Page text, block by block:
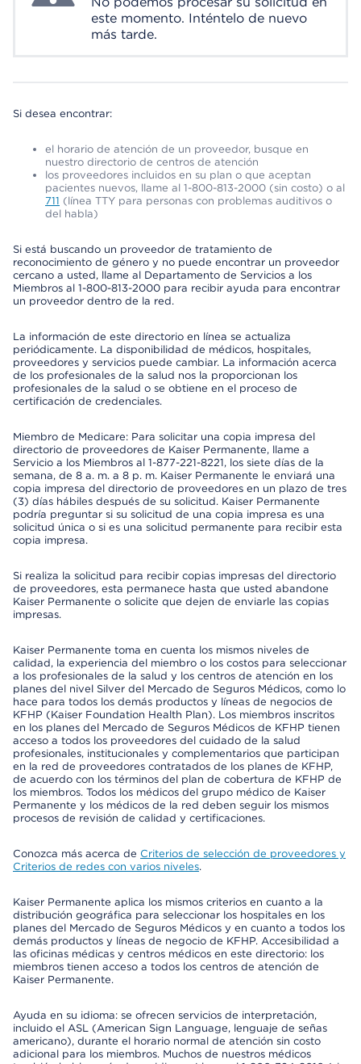
este momento. Inténtelo de nuevo
más tarde.
Si desea encontrar:
el horario de atención de un proveedor, busque en
nuestro directorio de centros de atención
los proveedores incluidos en su plan o que aceptan
pacientes nuevos, llame al 1-800-813-2000 (sin costo) o al
711 (línea TTY para personas con problemas auditivos o
del habla)
Si está buscando un proveedor de tratamiento de
reconocimiento de género y no puede encontrar un proveedor
cercano a usted, llame al Departamento de Servicios a los
Miembros al 1-800-813-2000 para recibir ayuda para encontrar
un proveedor dentro de la red.
La información de este directorio en línea se actualiza
periódicamente. La disponibilidad de médicos, hospitales,
proveedores y servicios puede cambiar. La información acerca
de los profesionales de la salud nos la proporcionan los
profesionales de la salud o se obtiene en el proceso de
certificación de credenciales.
Miembro de Medicare: Para solicitar una copia impresa del
directorio de proveedores de Kaiser Permanente, llame a
Servicio a los Miembros al 1-877-221-8221, los siete días de la
semana, de 8 a. m. a 8 p. m. Kaiser Permanente le enviará una
copia impresa del directorio de proveedores en un plazo de tres
(3) días hábiles después de su solicitud. Kaiser Permanente
podría preguntar si su solicitud de una copia impresa es una
solicitud única o si es una solicitud permanente para recibir esta
copia impresa.
Si realiza la solicitud para recibir copias impresas del directorio
de proveedores, esta permanece hasta que usted abandone
Kaiser Permanente o solicite que dejen de enviarle las copias
impresas.
Kaiser Permanente toma en cuenta los mismos niveles de
calidad, la experiencia del miembro o los costos para seleccionar
a los profesionales de la salud y los centros de atención en los
planes del nivel Silver del Mercado de Seguros Médicos, como lo
hace para todos los demás productos y líneas de negocios de
KFHP (Kaiser Foundation Health Plan). Los miembros inscritos
en los planes del Mercado de Seguros Médicos de KFHP tienen
acceso a todos los proveedores del cuidado de la salud
profesionales, institucionales y complementarios que participan
en la red de proveedores contratados de los planes de KFHP,
de acuerdo con los términos del plan de cobertura de KFHP de
los miembros. Todos los médicos del grupo médico de Kaiser
Permanente y los médicos de la red deben seguir los mismos
procesos de revisión de calidad y certificaciones.
Conozca más acerca de Criterios de selección de proveedores y
Criterios de redes con varios niveles.
Kaiser Permanente aplica los mismos criterios en cuanto a la
distribución geográfica para seleccionar los hospitales en los
planes del Mercado de Seguros Médicos y en cuanto a todos los
demás productos y líneas de negocio de KFHP. Accesibilidad a
las oficinas médicas y centros médicos en este directorio: los
miembros tienen acceso a todos los centros de atención de
Kaiser Permanente.
Ayuda en su idioma: se ofrecen servicios de interpretación,
incluido el ASL (American Sign Language, lenguaje de señas
americano), durante el horario normal de atención sin costo
adicional para los miembros. Muchos de nuestros médicos